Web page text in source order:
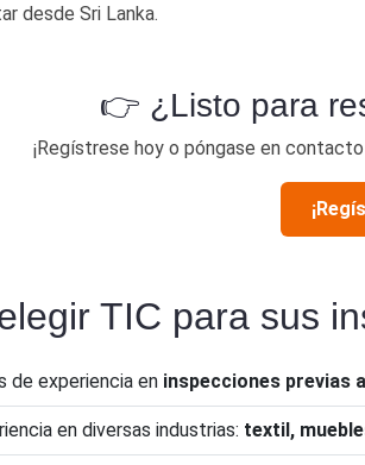
desde Sri Lanka.
👉 ¿Listo para
¡Regístrese hoy o póngase en
TIC para sus
experiencia en inspecciones previas
en diversas industrias: textil,